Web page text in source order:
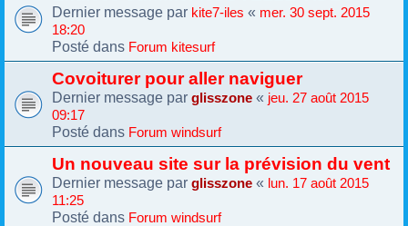
Dernier message par kite7-iles « mer. 30 sept. 2015
18:20
Posté dans Forum kitesurf
Covoiturer pour aller naviguer
Dernier message par glisszone « jeu. 27 août 2015
09:17
Posté dans Forum windsurf
Un nouveau site sur la prévision du vent
Dernier message par glisszone « lun. 17 août 2015
11:25
Posté dans Forum windsurf